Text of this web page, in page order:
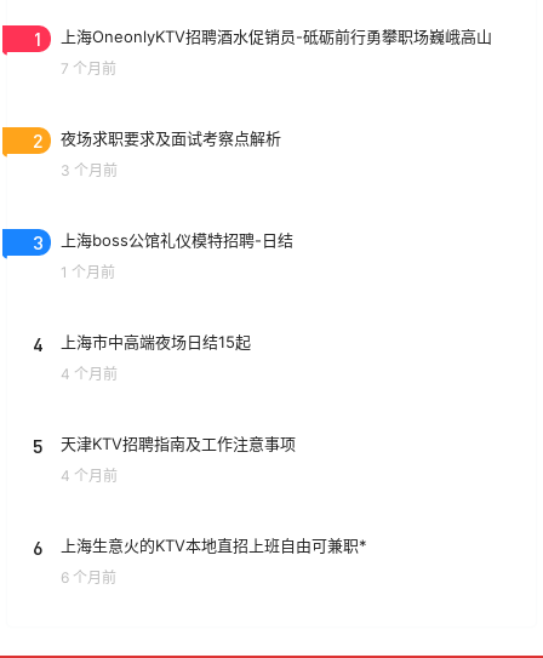
1 上海OneonlyKTV招聘酒水促销员-砥砺前行勇攀职场巍峨高山
7 个月前
2 夜场求职要求及面试考察点解析
3 个月前
3 上海boss公馆礼仪模特招聘-日结
1 个月前
4 上海市中高端夜场日结15起
4 个月前
5 天津KTV招聘指南及工作注意事项
4 个月前
6 上海生意火的KTV本地直招上班自由可兼职*
6 个月前